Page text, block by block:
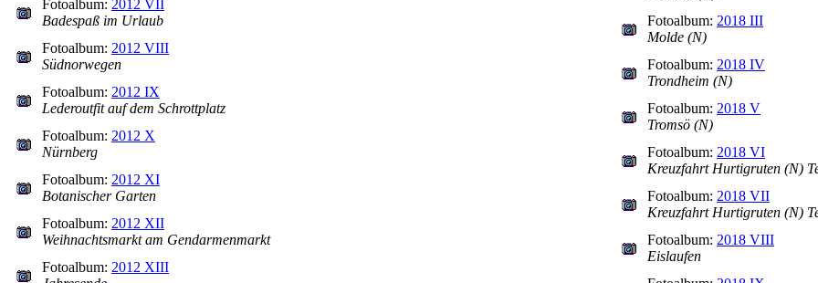
Fotoalbum: 2012 VII
Badespaß im Urlaub
Fotoalbum: 2012 VIII
Südnorwegen
Fotoalbum: 2012 IX
Lederoutfit auf dem Schrottplatz
Fotoalbum: 2012 X
Nürnberg
Fotoalbum: 2012 XI
Botanischer Garten
Fotoalbum: 2012 XII
Weihnachtsmarkt am Gendarmenmarkt
Fotoalbum: 2012 XIII
Fotoalbum: 2018 III
Molde (N)
Fotoalbum: 2018 IV
Trondheim (N)
Fotoalbum: 2018 V
Tromsö (N)
Fotoalbum: 2018 VI
Kreuzfahrt Hurtigruten (N)
Fotoalbum: 2018 VII
Kreuzfahrt Hurtigruten (N)
Fotoalbum: 2018 VIII
Eislaufen